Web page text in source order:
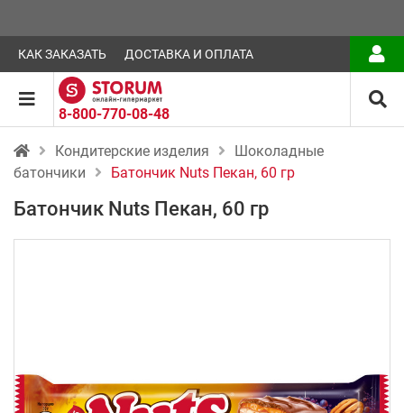
КАК ЗАКАЗАТЬ ДОСТАВКА И ОПЛАТА
8-800-770-08-48
Кондитерские изделия
Шоколадные
батончики
Батончик Nuts Пекан, 60 гр
Батончик Nuts Пекан, 60 гр